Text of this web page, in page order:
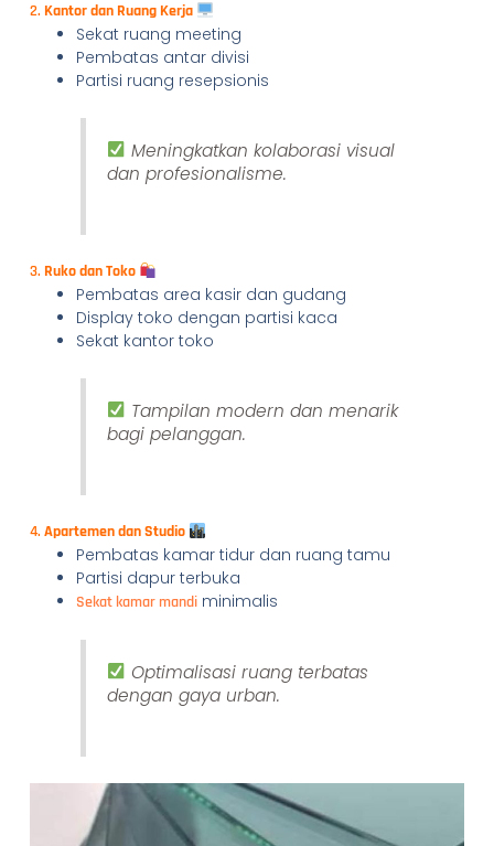
2. Kantor dan Ruang Kerja
Sekat ruang meeting
Pembatas antar divisi
Partisi ruang resepsionis
Meningkatkan kolaborasi visual
dan profesionalisme.
3. Ruko dan Toko
Pembatas area kasir dan gudang
Display toko dengan partisi kaca
Sekat kantor toko
Tampilan modern dan menarik
bagi pelanggan.
4. Apartemen dan Studio
Pembatas kamar tidur dan ruang tamu
Partisi dapur terbuka
Sekat kamar mandiminimalis
Optimalisasi ruang terbatas
dengan gaya urban.